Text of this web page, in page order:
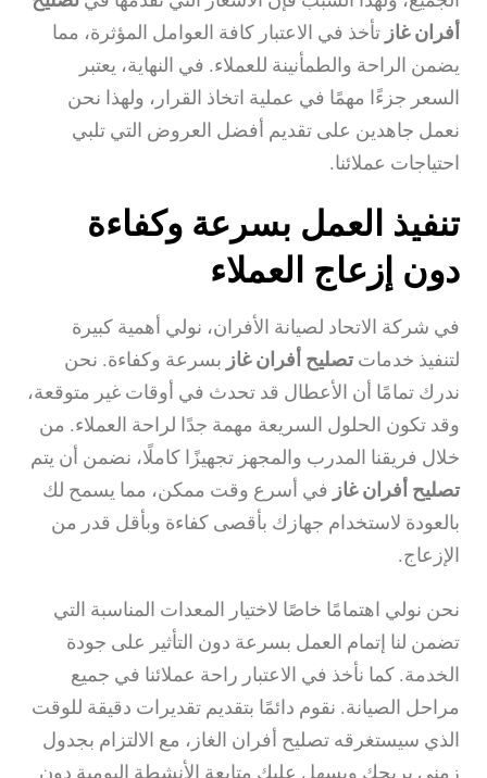
أفران غاز تأخذ في الاعتبار كافة العوامل المؤثرة، مما
يضمن الراحة والطمأنينة للعملاء. في النهاية، يعتبر
السعر جزءًا مهمًا في عملية اتخاذ القرار، ولهذا نحن
نعمل جاهدين على تقديم أفضل العروض التي تلبي
احتياجات عملائنا.
تنفيذ العمل بسرعة وكفاءة
دون إزعاج العملاء
في شركة الاتحاد لصيانة الأفران، نولي أهمية كبيرة
لتنفيذ خدمات تصليح أفران غاز بسرعة وكفاءة. نحن
ندرك تمامًا أن الأعطال قد تحدث في أوقات غير متوقعة،
وقد تكون الحلول السريعة مهمة جدًا لراحة العملاء. من
خلال فريقنا المدرب والمجهز تجهيزًا كاملًا، نضمن أن يتم
تصليح أفران غاز في أسرع وقت ممكن، مما يسمح لك
بالعودة لاستخدام جهازك بأقصى كفاءة وبأقل قدر من
الإزعاج.
نحن نولي اهتمامًا خاصًا لاختيار المعدات المناسبة التي
تضمن لنا إتمام العمل بسرعة دون التأثير على جودة
الخدمة. كما نأخذ في الاعتبار راحة عملائنا في جميع
مراحل الصيانة. نقوم دائمًا بتقديم تقديرات دقيقة للوقت
الذي سيستغرقه تصليح أفران الغاز، مع الالتزام بجدول
زمني يريحك ويسهل عليك متابعة الأنشطة اليومية دون